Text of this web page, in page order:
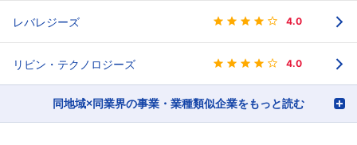
レバレジーズ 4.0
リビン・テクノロジーズ 4.0
同地域×同業界の事業・業種類似企業をもっと読む